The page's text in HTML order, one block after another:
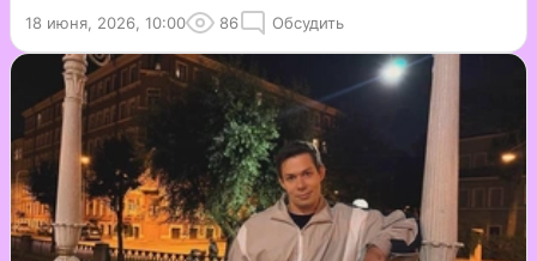
18 июня, 2026, 10:00 86 Обсудить